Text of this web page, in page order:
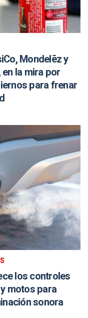
Mondelēz y
la mira por
para frenar
los controles
motos para
sonora